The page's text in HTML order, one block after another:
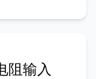
阻输入